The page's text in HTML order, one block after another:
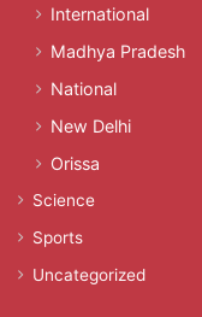
International
Madhya Pradesh
National
New Delhi
Orissa
Science
Sports
Uncategorized